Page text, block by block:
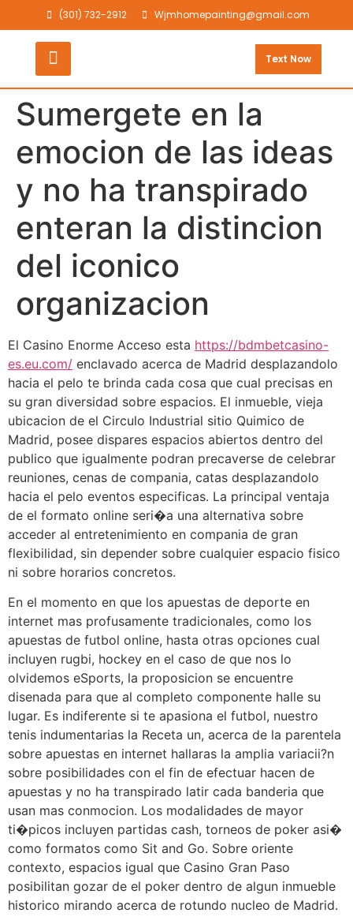
(301) 732-2912 Wjmhomepainting@gmail.com
Text Now
Sumergete en la
emocion de las ideas
y no ha transpirado
enteran la distincion
del iconico
organizacion
El Casino Enorme Acceso esta https://bdmbetcasino-
es.eu.com/ enclavado acerca de Madrid desplazandolo
hacia el pelo te brinda cada cosa que cual precisas en
su gran diversidad sobre espacios. El inmueble, vieja
ubicacion de el Circulo Industrial sitio Quimico de
Madrid, posee dispares espacios abiertos dentro del
publico que igualmente podran precaverse de celebrar
reuniones, cenas de compania, catas desplazandolo
hacia el pelo eventos especificas. La principal ventaja
de el formato online seri�a una alternativa sobre
acceder al entretenimiento en compania de gran
flexibilidad, sin depender sobre cualquier espacio fisico
ni sobre horarios concretos.
En el momento en que los apuestas de deporte en
internet mas profusamente tradicionales, como los
apuestas de futbol online, hasta otras opciones cual
incluyen rugbi, hockey en el caso de que nos lo
olvidemos eSports, la proposicion se encuentre
disenada para que al completo componente halle su
lugar. Es indiferente si te apasiona el futbol, nuestro
tenis indumentarias la Receta un, acerca de la parentela
sobre apuestas en internet hallaras la amplia variacii?n
sobre posibilidades con el fin de efectuar hacen de
apuestas y no ha transpirado latir cada banderia que
usan mas conmocion. Los modalidades de mayor
ti�picos incluyen partidas cash, torneos de poker asi�
como formatos como Sit and Go. Sobre oriente
contexto, espacios igual que Casino Gran Paso
posibilitan gozar de el poker dentro de algun inmueble
historico mirando acerca de rotundo nucleo de Madrid.